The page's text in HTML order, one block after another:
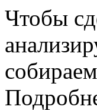
Чтобы